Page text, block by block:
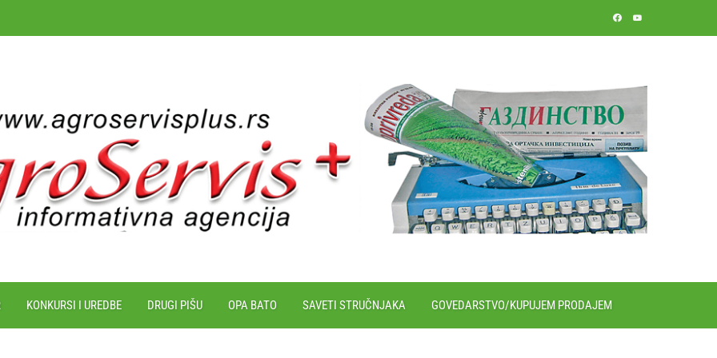
KONKURSI I UREDBE DRUGI PIŠU OPA BATO SAVETI STRUČNJAKA GOVEDARSTVO/KUPUJEM PRODAJEM